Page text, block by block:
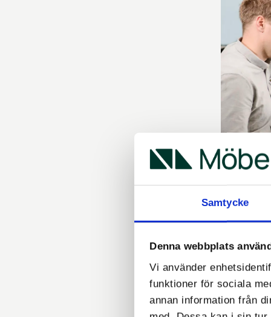
Samtycke
Denna webbplats
Vi använder
funktioner för sociala
annan information från
Att
ett
exempel